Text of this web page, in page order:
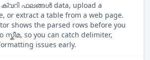
ക്വറി ഫലങ്ങൾ data, upload a
or extract a table from a web page.
shows the parsed rows before you
സ്കീമ, so you can catch delimiter,
issues early.